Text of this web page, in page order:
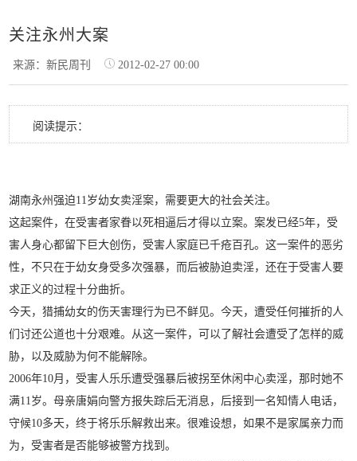
关注永州大案
来源：新民周刊 2012-02-27 00:00
阅读提示：
湖南永州强迫11岁幼女卖淫案，需要更大的社会关注。
这起案件，在受害者家眷以死相逼后才得以立案。案发已经5年，受
害人身心都留下巨大创伤，受害人家庭已千疮百孔。这一案件的恶劣
性，不只在于幼女身受多次强暴，而后被胁迫卖淫，还在于受害人要
求正义的过程十分曲折。
今天，猎捕幼女的伤天害理行为已不鲜见。今天，遭受任何摧折的人
们讨还公道也十分艰难。从这一案件，可以了解社会遭受了怎样的威
胁，以及威胁为何不能解除。
2006年10月，受害人乐乐遭受强暴后被拐至休闲中心卖淫，那时她不
满11岁。母亲唐娟向警方报失踪后无消息，后接到一名知情人电话，
守候10多天，终于将乐乐解救出来。很难设想，如果不是家属亲力而
为，受害者是否能够被警方找到。